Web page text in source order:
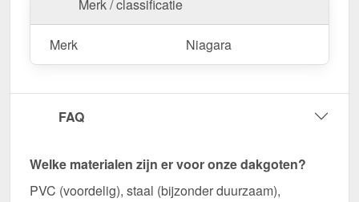
Merk / classificatie
Merk Niagara
FAQ
Welke materialen zijn er voor onze dakgoten?
PVC (voordelig), staal (bijzonder duurzaam),